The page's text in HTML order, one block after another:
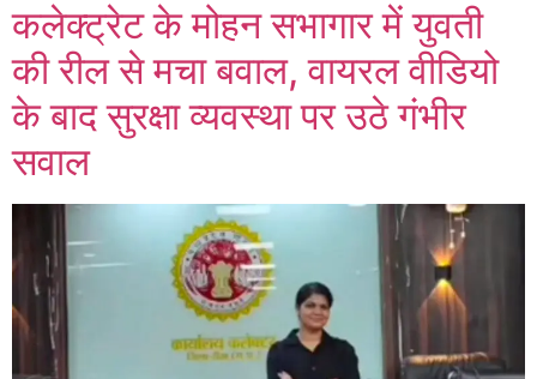
कलेक्ट्रेट के मोहन सभागार में युवती
की रील से मचा बवाल, वायरल वीडियो
के बाद सुरक्षा व्यवस्था पर उठे गंभीर
सवाल